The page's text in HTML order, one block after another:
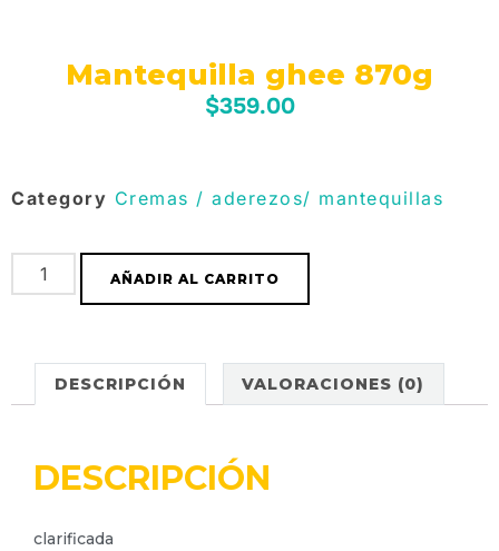
Mantequilla ghee 870g
$359.00
Category Cremas / aderezos/ mantequillas
AÑADIR AL CARRITO
DESCRIPCIÓN VALORACIONES (0)
DESCRIPCIÓN
clarificada